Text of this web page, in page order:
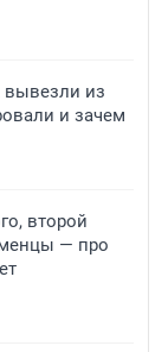
вывезли из
и зачем
второй
— про